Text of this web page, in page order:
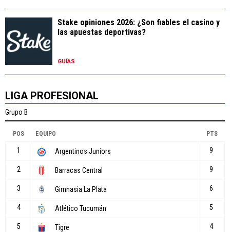
Stake opiniones 2026: ¿Son fiables el casino y
las apuestas deportivas?
GUÍAS
LIGA PROFESIONAL